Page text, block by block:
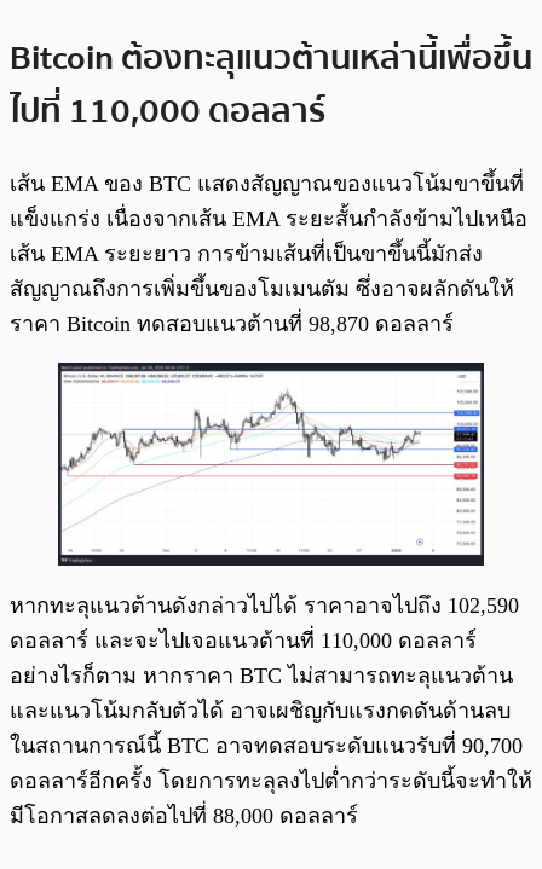
Bitcoin ต้องทะลุแนวต้านเหล่านี้เพื่อขึ้น
ไปที่ 110,000 ดอลลาร์
เส้น EMA ของ BTC แสดงสัญญาณของแนวโน้มขาขึ้นที่
แข็งแกร่ง เนื่องจากเส้น EMA ระยะสั้นกำลังข้ามไปเหนือ
เส้น EMA ระยะยาว การข้ามเส้นที่เป็นขาขึ้นนี้มักส่ง
สัญญาณถึงการเพิ่มขึ้นของโมเมนตัม ซึ่งอาจผลักดันให้
ราคา Bitcoin ทดสอบแนวต้านที่ 98,870 ดอลลาร์
หากทะลุแนวต้านดังกล่าวไปได้ ราคาอาจไปถึง 102,590
ดอลลาร์ และจะไปเจอแนวต้านที่ 110,000 ดอลลาร์
อย่างไรก็ตาม หากราคา BTC ไม่สามารถทะลุแนวต้าน
และแนวโน้มกลับตัวได้ อาจเผชิญกับแรงกดดันด้านลบ
ในสถานการณ์นี้ BTC อาจทดสอบระดับแนวรับที่ 90,700
ดอลลาร์อีกครั้ง โดยการทะลุลงไปต่ำกว่าระดับนี้จะทำให้
มีโอกาสลดลงต่อไปที่ 88,000 ดอลลาร์